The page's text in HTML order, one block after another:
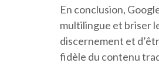
En conclusion,
multilingue et briser
discernement et
fidèle du contenu